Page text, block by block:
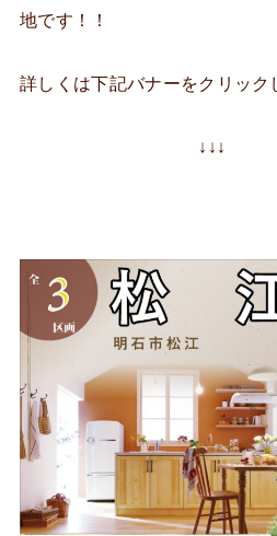
地です！！
詳しくは下記バナーをクリック
↓↓↓